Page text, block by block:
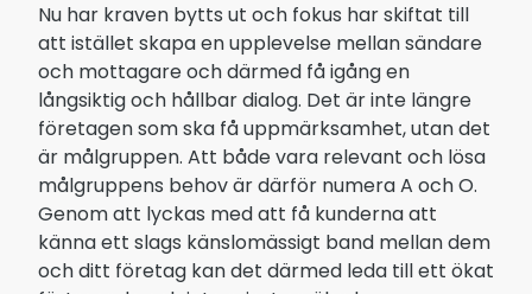
Nu har kraven bytts ut och fokus har skiftat till
att istället skapa en upplevelse mellan sändare
och mottagare och därmed få igång en
långsiktig och hållbar dialog. Det är inte längre
företagen som ska få uppmärksamhet, utan det
är målgruppen. Att både vara relevant och lösa
målgruppens behov är därför numera A och O.
Genom att lyckas med att få kunderna att
känna ett slags känslomässigt band mellan dem
och ditt företag kan det därmed leda till ett ökat